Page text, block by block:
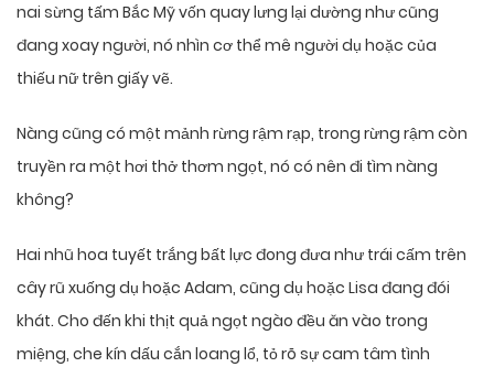
nai sừng tấm Bắc Mỹ vốn quay lưng lại dường như cũng
đang xoay người, nó nhìn cơ thể mê người dụ hoặc của
thiếu nữ trên giấy vẽ.
Nàng cũng có một mảnh rừng rậm rạp, trong rừng rậm còn
truyền ra một hơi thở thơm ngọt, nó có nên đi tìm nàng
không?
Hai nhũ hoa tuyết trắng bất lực đong đưa như trái cấm trên
cây rũ xuống dụ hoặc Adam, cũng dụ hoặc Lisa đang đói
khát. Cho đến khi thịt quả ngọt ngào đều ăn vào trong
miệng, che kín dấu cắn loang lổ, tỏ rõ sự cam tâm tình